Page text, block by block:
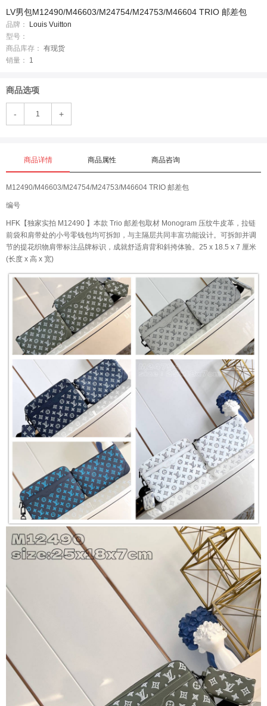
LV男包M12490/M46603/M24754/M24753/M46604 TRIO 邮差包
品牌：
Louis Vuitton
型号：
商品库存： 有现货
销量：
1
商品选项
- +
商品详情 商品属性 商品咨询
M12490/M46603/M24754/M24753/M46604 TRIO 邮差包
编号
HFK【独家实拍 M12490 】本款 Trio 邮差包取材 Monogram 压纹牛皮革，拉链
前袋和肩带处的小号零钱包均可拆卸，与主隔层共同丰富功能设计。可拆卸并调
节的提花织物肩带标注品牌标识，成就舒适肩背和斜挎体验。25 x 18.5 x 7 厘米
(长度 x 高 x 宽)